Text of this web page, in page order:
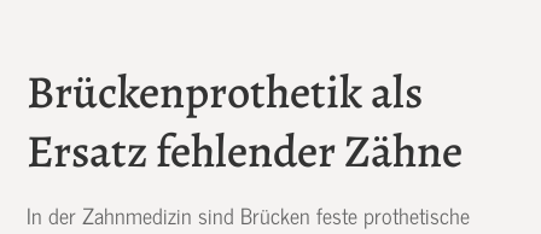
Brückenprothetik als
Ersatz fehlender Zähne
In der Zahnmedizin sind Brücken feste prothetische